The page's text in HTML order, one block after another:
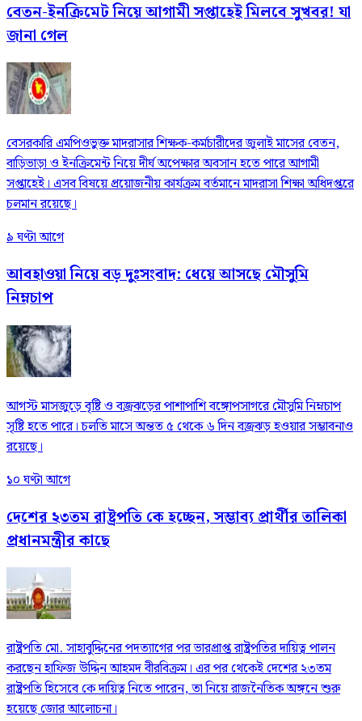
বেতন-ইনক্রিমেট নিয়ে আগামী সপ্তাহেই মিলবে সুখবর! যা
জানা গেল
বেসরকারি এমপিওভুক্ত মাদরাসার শিক্ষক-কর্মচারীদের জুলাই মাসের বেতন,
বাড়িভাড়া ও ইনক্রিমেন্ট নিয়ে দীর্ঘ অপেক্ষার অবসান হতে পারে আগামী
সপ্তাহেই। এসব বিষয়ে প্রয়োজনীয় কার্যক্রম বর্তমানে মাদরাসা শিক্ষা অধিদপ্তরে
চলমান রয়েছে।
৯ ঘণ্টা আগে
আবহাওয়া নিয়ে বড় দুঃসংবাদ: ধেয়ে আসছে মৌসুমি
নিম্নচাপ
আগস্ট মাসজুড়ে বৃষ্টি ও বজ্রঝড়ের পাশাপাশি বঙ্গোপসাগরে মৌসুমি নিম্নচাপ
সৃষ্টি হতে পারে। চলতি মাসে অন্তত ৫ থেকে ৬ দিন বজ্রঝড় হওয়ার সম্ভাবনাও
রয়েছে।
১০ ঘণ্টা আগে
দেশের ২৩তম রাষ্ট্রপতি কে হচ্ছেন, সম্ভাব্য প্রার্থীর তালিকা
প্রধানমন্ত্রীর কাছে
রাষ্ট্রপতি মো. সাহাবুদ্দিনের পদত্যাগের পর ভারপ্রাপ্ত রাষ্ট্রপতির দায়িত্ব পালন
করছেন হাফিজ উদ্দিন আহমদ বীরবিক্রম। এর পর থেকেই দেশের ২৩তম
রাষ্ট্রপতি হিসেবে কে দায়িত্ব নিতে পারেন, তা নিয়ে রাজনৈতিক অঙ্গনে শুরু
হয়েছে জোর আলোচনা।